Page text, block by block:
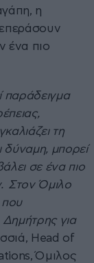
η
ένα πιο
παράδειγμα
τη
δύναμη, μπορεί
σε ένα πιο
Στον Όμιλο
για
Head of
Όμιλος